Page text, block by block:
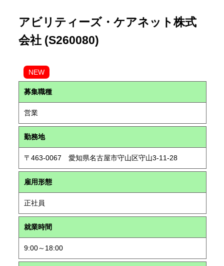
アビリティーズ・ケアネット株式
会社 (S260080)
NEW
募集職種
営業
勤務地
〒463-0067 愛知県名古屋市守山区守山3-11-28
雇用形態
正社員
就業時間
9:00～18:00